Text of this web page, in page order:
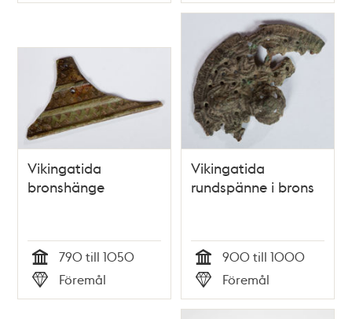
Vikingatida
bronshänge
Tid
790 till 1050
Typ
Föremål
Vikingatida
rundspänne i brons
Tid
900 till 1000
Typ
Föremål